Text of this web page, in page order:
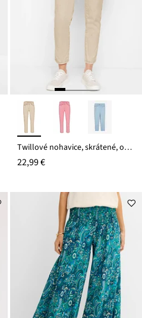
Twillové nohavice, skrátené, obnosený vzhľad
22,99 €